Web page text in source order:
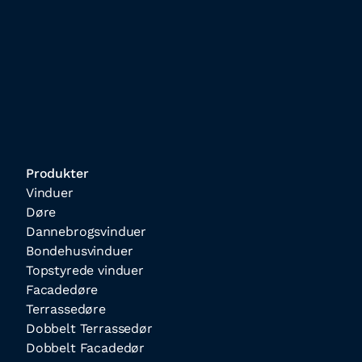
Produkter
Vinduer
Døre
Dannebrogsvinduer
Bondehusvinduer
Topstyrede vinduer
Facadedøre
Terrassedøre
Dobbelt Terrassedør
Dobbelt Facadedør